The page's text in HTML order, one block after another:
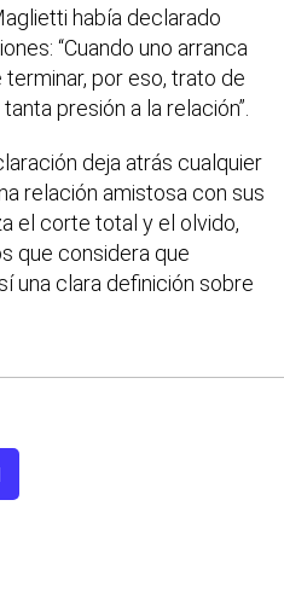
había declarado
“Cuando uno arranca
por eso, trato de
presión a la relación”.
deja atrás cualquier
relación amistosa con sus
el corte total y el olvido,
que considera que
una clara definición sobre